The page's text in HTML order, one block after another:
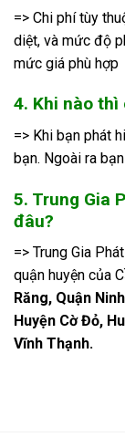
=> Chi phí tùy
diệt, và mức độ
mức giá phù hợp
4. Khi nào thì
=> Khi bạn phát
bạn. Ngoài ra
5. Trung Gia
đâu?
=> Trung Gia
quận huyện của
Răng, Quận
Huyện Cờ Đỏ,
Vĩnh Thạnh.